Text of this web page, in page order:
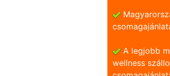
A legjobb
wellness